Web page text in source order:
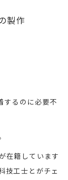
製作
するのに必要不
在籍しています
技工士とがチェ